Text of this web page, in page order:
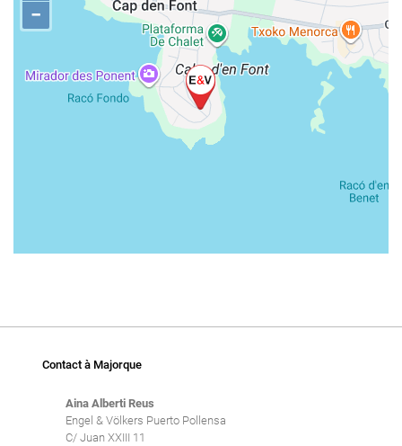
−
Contact à Majorque
Aina Alberti Reus
Engel & Völkers Puerto Pollensa
C/ Juan XXIII 11